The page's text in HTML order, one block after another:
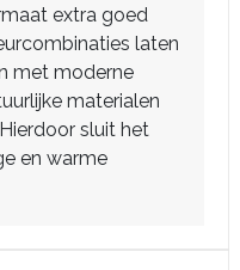
extra goed
laten
met moderne
materialen
sluit het
en warme